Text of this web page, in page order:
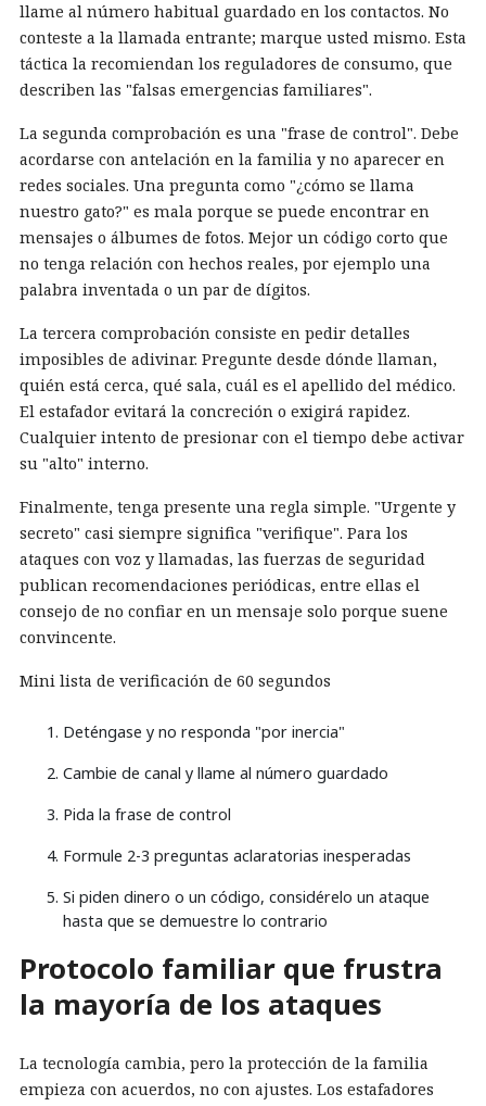
llame al número habitual guardado en los contactos. No
conteste a la llamada entrante; marque usted mismo. Esta
táctica la recomiendan los reguladores de consumo, que
describen las "falsas emergencias familiares".
La segunda comprobación es una "frase de control". Debe
acordarse con antelación en la familia y no aparecer en
redes sociales. Una pregunta como "¿cómo se llama
nuestro gato?" es mala porque se puede encontrar en
mensajes o álbumes de fotos. Mejor un código corto que
no tenga relación con hechos reales, por ejemplo una
palabra inventada o un par de dígitos.
La tercera comprobación consiste en pedir detalles
imposibles de adivinar. Pregunte desde dónde llaman,
quién está cerca, qué sala, cuál es el apellido del médico.
El estafador evitará la concreción o exigirá rapidez.
Cualquier intento de presionar con el tiempo debe activar
su "alto" interno.
Finalmente, tenga presente una regla simple. "Urgente y
secreto" casi siempre significa "verifique". Para los
ataques con voz y llamadas, las fuerzas de seguridad
publican recomendaciones periódicas, entre ellas el
consejo de no confiar en un mensaje solo porque suene
convincente.
Mini lista de verificación de 60 segundos
Deténgase y no responda "por inercia"
Cambie de canal y llame al número guardado
Pida la frase de control
Formule 2-3 preguntas aclaratorias inesperadas
Si piden dinero o un código, considérelo un ataque
hasta que se demuestre lo contrario
Protocolo familiar que frustra
la mayoría de los ataques
La tecnología cambia, pero la protección de la familia
empieza con acuerdos, no con ajustes. Los estafadores